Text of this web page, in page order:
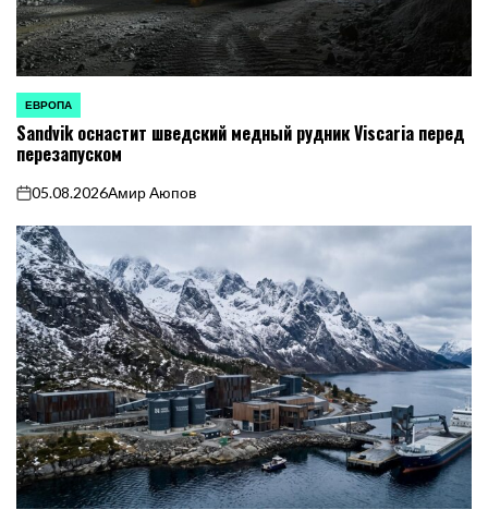
ОПУБЛИКОВАНО
В
ЕВРОПА
Sandvik оснастит шведский медный рудник Viscaria перед
перезапуском
on
05.08.2026Амир Аюпов